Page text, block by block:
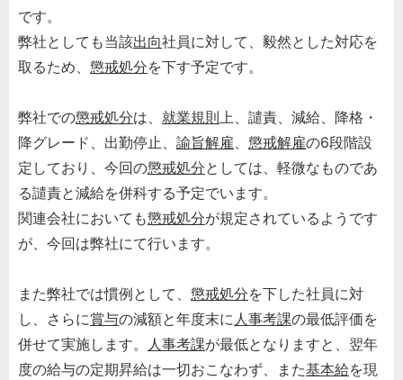
です。
弊社としても当該出向社員に対して、毅然とした対応を
取るため、 懲戒処分を下す予定です。
弊社での懲戒処分は、 就業規則上、譴責、減給、降格・
降グレード、出勤停止、 諭旨解雇、 懲戒解雇の6段階設
定しており、今回の懲戒処分としては、軽微なものであ
る譴責と減給を併科する予定でいます。
関連会社においても懲戒処分が規定されているようです
が、今回は弊社にて行います。
また弊社では慣例として、 懲戒処分を下した社員に対
し、さらに賞与の減額と年度末に人事考課の最低評価を
併せて実施します。 人事考課が最低となりますと、翌年
度の給与の定期昇給は一切おこなわず、また基本給を現